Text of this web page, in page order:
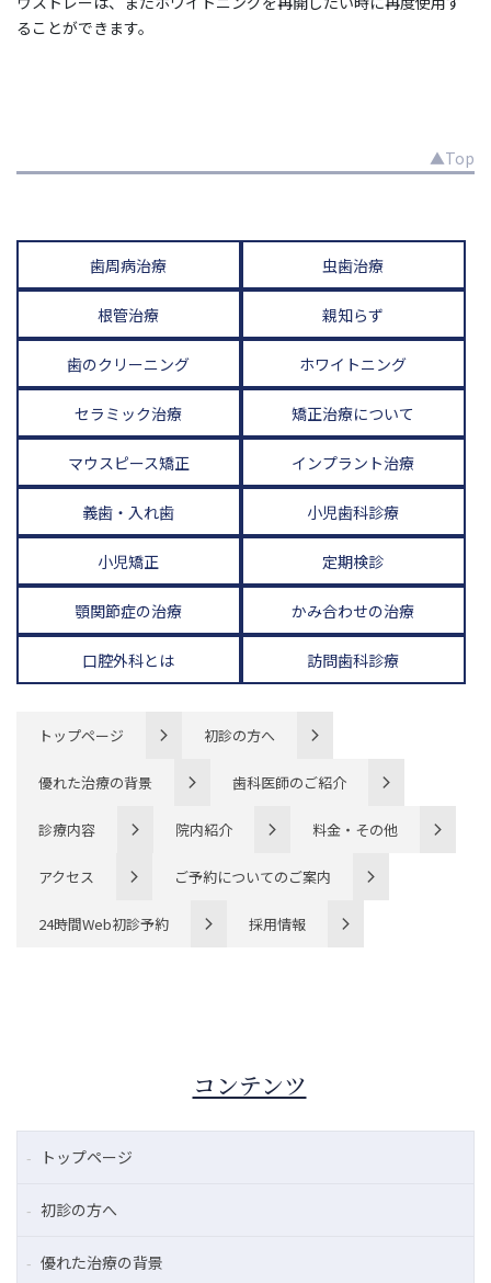
ることができます。
▲Top
歯周病治療 虫歯治療
根管治療 親知らず
歯のクリーニング ホワイトニング
セラミック治療 矯正治療について
マウスピース矯正 インプラント治療
義歯・入れ歯 小児歯科診療
小児矯正 定期検診
顎関節症の治療 かみ合わせの治療
口腔外科とは 訪問歯科診療
トップページ 初診の方へ
優れた治療の背景 歯科医師のご紹介
診療内容 院内紹介 料金・その他
アクセス ご予約についてのご案内
24時間Web初診予約 採用情報
コンテンツ
トップページ
初診の方へ
優れた治療の背景